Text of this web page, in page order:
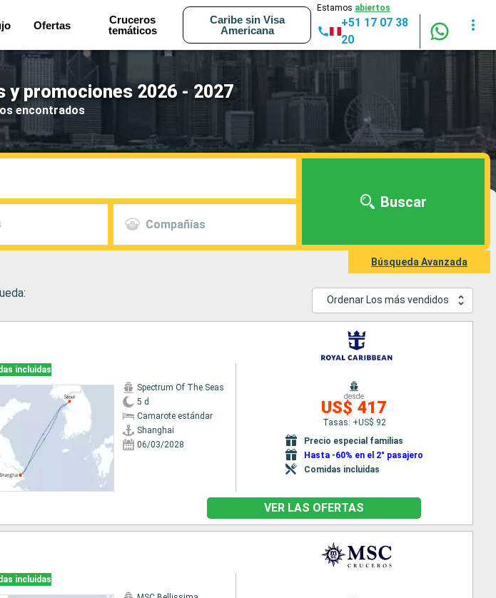
Ofertas
Cruceros
temáticos
Caribe sin Visa
Americana
Estamos abiertos
+51 17 07 38
20
y promociones 2026 - 2027
encontrados
Compañías
Buscar
Búsqueda Avanzada
Ordenar Los más vendidos
incluidas
Spectrum Of The Seas
5 d
Camarote estándar
Shanghai
06/03/2028
desde
US$ 417
Tasas: +US$ 92
Precio especial familias
Hasta -60% en el 2° pasajero
Comidas incluidas
VER LAS OFERTAS
incluidas